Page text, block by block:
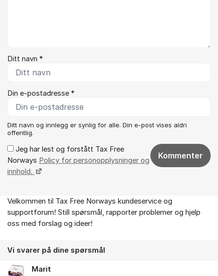
Ditt navn *
Din e-postadresse *
Ditt navn og innlegg er synlig for alle. Din e-post vises aldri
offentlig.
Jeg har lest og forstått Tax Free
Norways Policy for personopplysninger og
innhold.
Kommenter
Om forumet
Velkommen til Tax Free Norways kundeservice og
supportforum! Still spørsmål, rapporter problemer og hjelp
oss med forslag og ideer!
Vi svarer på dine spørsmål
Marit